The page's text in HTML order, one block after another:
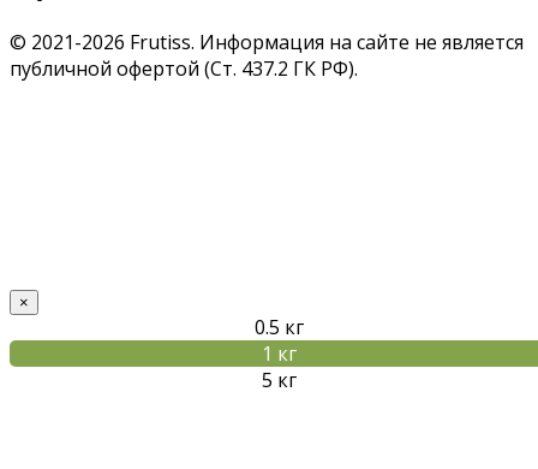
0.5 кг
1 кг
5 кг
© 2021-2026 Frutiss. Информация на сайте не является
публичной офертой (Ст. 437.2 ГК РФ).
×
Товар добавлен в корзину!